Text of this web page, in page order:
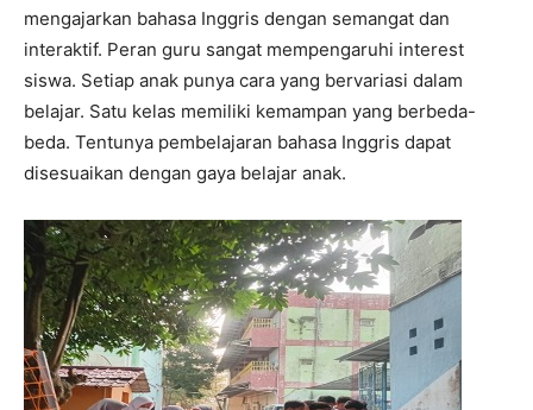
mengajarkan bahasa Inggris dengan semangat dan
interaktif. Peran guru sangat mempengaruhi interest
siswa. Setiap anak punya cara yang bervariasi dalam
belajar. Satu kelas memiliki kemampan yang berbeda-
beda. Tentunya pembelajaran bahasa Inggris dapat
disesuaikan dengan gaya belajar anak.